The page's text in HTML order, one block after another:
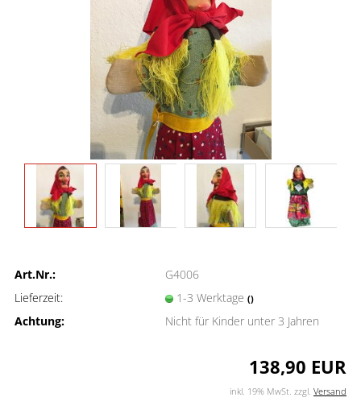
Art.Nr.:
G4006
Lieferzeit:
1-3 Werktage ()
Achtung: Nicht für Kinder unter 3 Jahren
138,90 EUR
inkl. 19% MwSt. zzgl. Versand